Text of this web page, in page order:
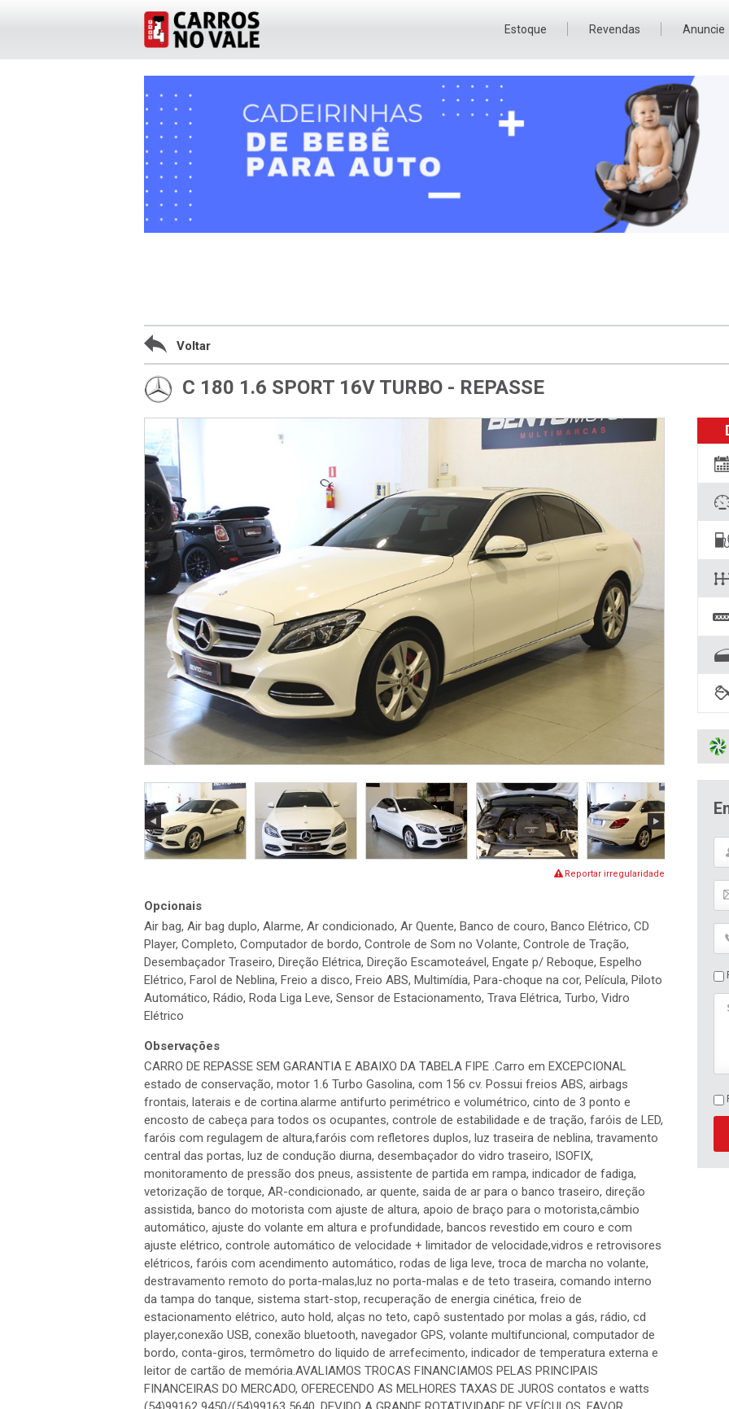
Estoque Revendas Anuncie
Voltar
C 180 1.6 SPORT 16V TURBO - REPASSE
Opcionais
Air bag, Air bag duplo, Alarme, Ar condicionado, Ar Quente, Banco de couro, Banco Elétrico, CD
Player, Completo, Computador de bordo, Controle de Som no Volante, Controle de Tração,
Desembaçador Traseiro, Direção Elétrica, Direção Escamoteável, Engate p/ Reboque, Espelho
Elétrico, Farol de Neblina, Freio a disco, Freio ABS, Multimídia, Para-choque na cor, Película, Piloto
Automático, Rádio, Roda Liga Leve, Sensor de Estacionamento, Trava Elétrica, Turbo, Vidro
Observações
CARRO DE REPASSE SEM GARANTIA E ABAIXO DA TABELA FIPE .Carro em EXCEPCIONAL
estado de conservação, motor 1.6 Turbo Gasolina, com 156 cv. Possui freios ABS, airbags
frontais, laterais e de cortina.alarme antifurto perimétrico e volumétrico, cinto de 3 ponto e
encosto de cabeça para todos os ocupantes, controle de estabilidade e de tração, faróis de LED,
faróis com regulagem de altura,faróis com refletores duplos, luz traseira de neblina, travamento
central das portas, luz de condução diurna, desembaçador do vidro traseiro, ISOFIX,
monitoramento de pressão dos pneus, assistente de partida em rampa, indicador de fadiga,
vetorização de torque, AR-condicionado, ar quente, saida de ar para o banco traseiro, direção
assistida, banco do motorista com ajuste de altura, apoio de braço para o motorista,câmbio
automático, ajuste do volante em altura e profundidade, bancos revestido em couro e com
ajuste elétrico, controle automático de velocidade + limitador de velocidade,vidros e retrovisores
elétricos, faróis com acendimento automático, rodas de liga leve, troca de marcha no volante,
destravamento remoto do porta-malas,luz no porta-malas e de teto traseira, comando interno
da tampa do tanque, sistema start-stop, recuperação de energia cinética, freio de
estacionamento elétrico, auto hold, alças no teto, capô sustentado por molas a gás, rádio, cd
player,conexão USB, conexão bluetooth, navegador GPS, volante multifuncional, computador de
bordo, conta-giros, termômetro do liquido de arrefecimento, indicador de temperatura externa e
leitor de cartão de memória.AVALIAMOS TROCAS FINANCIAMOS PELAS PRINCIPAIS
FINANCEIRAS DO MERCADO, OFERECENDO AS MELHORES TAXAS DE JUROS contatos e watts